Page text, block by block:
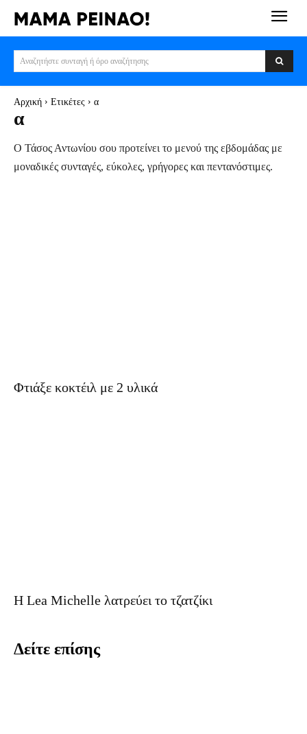
Αναζητήστε συνταγή ή όρο αναζήτησης
Αρχική Ετικέτες α
α
Ο Τάσος Αντωνίου σου προτείνει το μενού της εβδομάδας με
μοναδικές συνταγές, εύκολες, γρήγορες και πεντανόστιμες.
Φτιάξε κοκτέιλ με 2 υλικά
Η Lea Michelle λατρεύει το τζατζίκι
Δείτε επίσης